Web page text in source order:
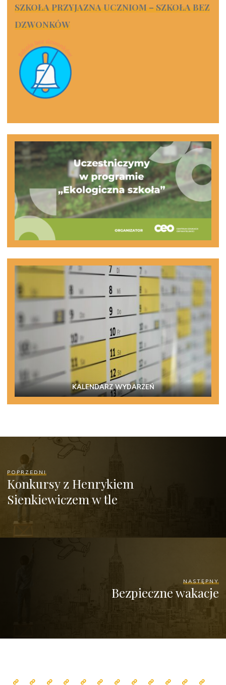
SZKOŁA PRZYJAZNA UCZNIOM – SZKOŁA BEZ
DZWONKÓW
KALENDARZ WYDARZEŃ
POPRZEDNI
Konkursy z Henrykiem
Sienkiewiczem w tle
NASTĘPNY
Bezpieczne wakacje